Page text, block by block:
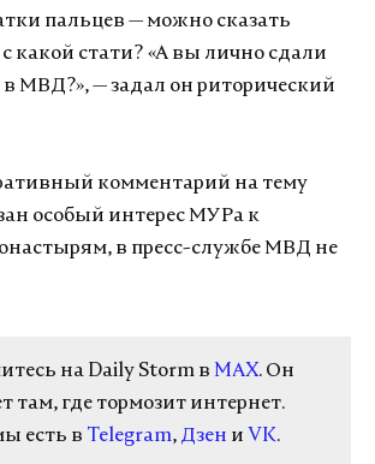
пальцев — можно сказать
какой стати? «А вы лично сдали
в МВД?», — задал он риторический
комментарий на тему
особый интерес МУРа к
в пресс-службе МВД не
на Daily Storm в MAX. Он
там, где тормозит интернет.
есть в Telegram, Дзен и VK.